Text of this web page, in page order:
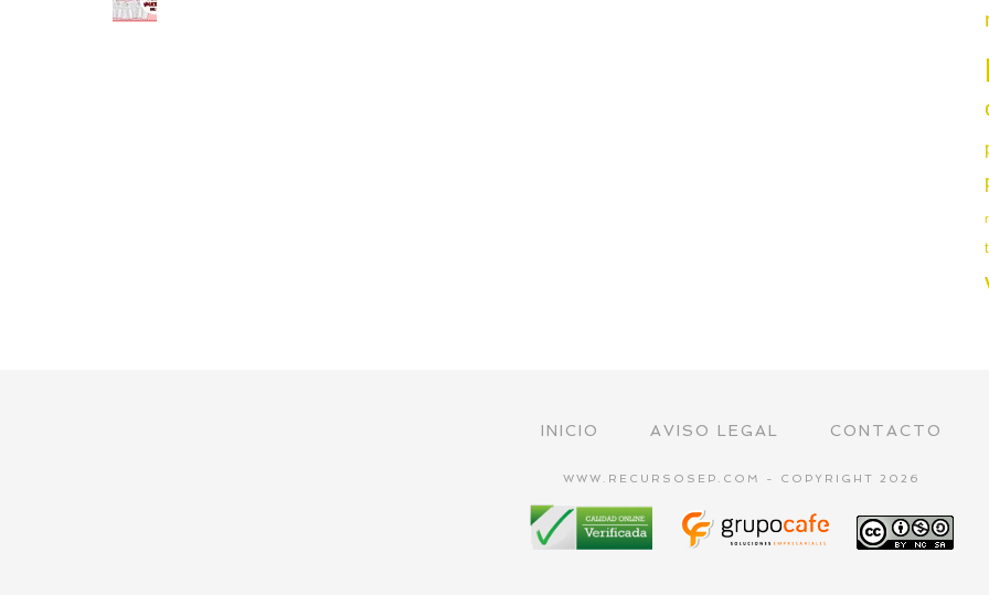
INICIO AVISO LEGAL CONTACTO
WWW.RECURSOSEP.COM - COPYRIGHT 2026